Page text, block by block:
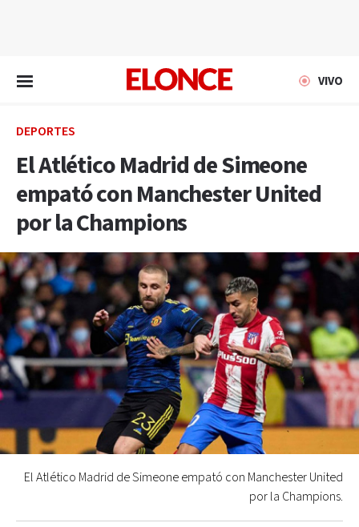
VIVO
DEPORTES
El Atlético Madrid de Simeone
empató con Manchester United
por la Champions
El Atlético Madrid de Simeone empató con Manchester United
por la Champions.